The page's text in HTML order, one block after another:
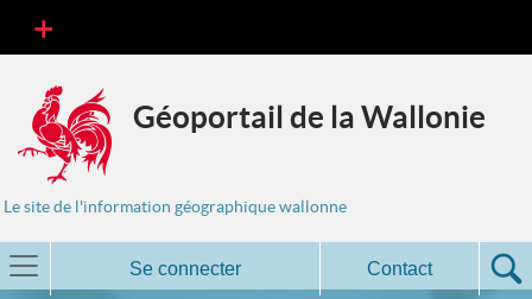
Géoportail de la Wallonie
Le site de l'information géographique wallonne
Se connecter Contact